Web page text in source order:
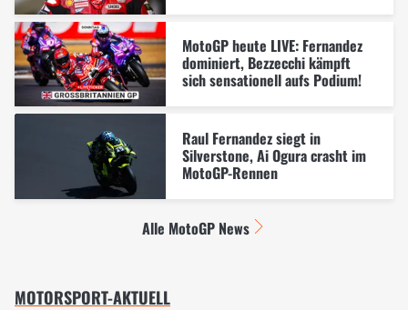
MotoGP heute LIVE: Fernandez
dominiert, Bezzecchi kämpft
sich sensationell aufs Podium!
Raul Fernandez siegt in
Silverstone, Ai Ogura crasht im
MotoGP-Rennen
Alle MotoGP News
MOTORSPORT-AKTUELL